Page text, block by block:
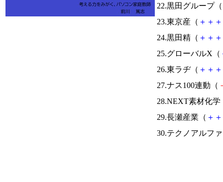
22.黒田グループ（
23.東京産（ ＋ ＋ ＋
24.黒田精（ ＋ ＋ ＋
25.グローバルX（
26.東ラヂ（ ＋ ＋ ＋
27.ナス100連動（
28.NEXT素材化学
29.長瀬産業（ ＋ ＋
30.テクノアルフ